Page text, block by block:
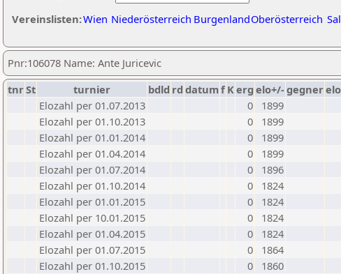
Vereinslisten:Wien Niederösterreich BurgenlandOberösterreich
Pnr:106078 Name: Ante Juricevic
tnrSt turnier bdld rd datumf Kerg elo+/-gegnerelo
Elozahl per 01.07.2013
0
1899
Elozahl per 01.10.2013
0
1899
Elozahl per 01.01.2014
0
1899
Elozahl per 01.04.2014
0
1899
Elozahl per 01.07.2014
0
1896
Elozahl per 01.10.2014
0
1824
Elozahl per 01.01.2015
0
1824
Elozahl per 10.01.2015
0
1824
Elozahl per 01.04.2015
0
1824
Elozahl per 01.07.2015
0
1864
Elozahl per 01.10.2015
0
1860